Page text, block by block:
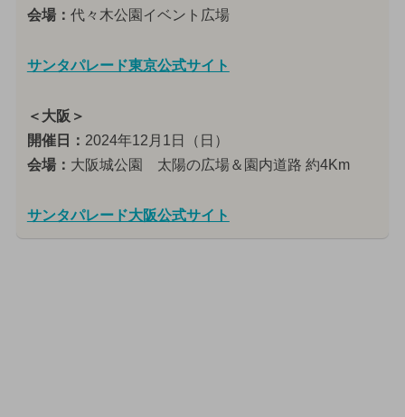
会場： 代々木公園イベント広場
サンタパレード東京公式サイト
＜大阪＞
開催日： 2024年12月1日（日）
会場： 大阪城公園 太陽の広場＆園内道路 約4Km
サンタパレード大阪公式サイト